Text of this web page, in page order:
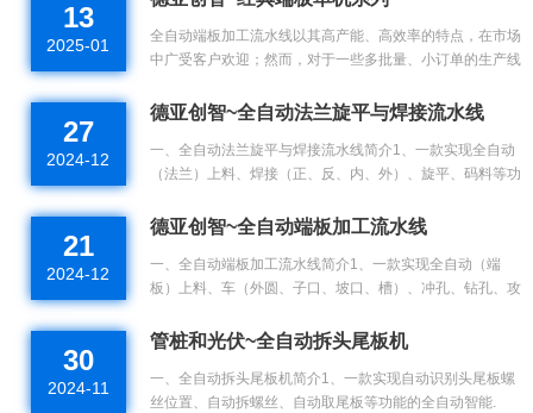
13
2025-01
全自动端板加工流水线以其高产能、高效率的特点，在市场
中广受客户欢迎；然而，对于一些多批量、小订单的生产线
27
2024-12
德亚创智~全自动法兰旋平与焊接流水线
一、全自动法兰旋平与焊接流水线简介1、一款实现全自动
（法兰）上料、焊接（正、反、内、外）、旋平、码料等功
21
2024-12
德亚创智~全自动端板加工流水线
一、全自动端板加工流水线简介1、一款实现全自动（端
板）上料、车（外圆、子口、坡口、槽）、冲孔、钻孔、攻
30
2024-11
管桩和光伏~全自动拆头尾板机
一、全自动拆头尾板机简介1、一款实现自动识别头尾板螺
丝位置、自动拆螺丝、自动取尾板等功能的全自动智能.